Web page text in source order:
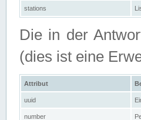
stations
Die in der
(dies ist eine
Attribut
uuid
number